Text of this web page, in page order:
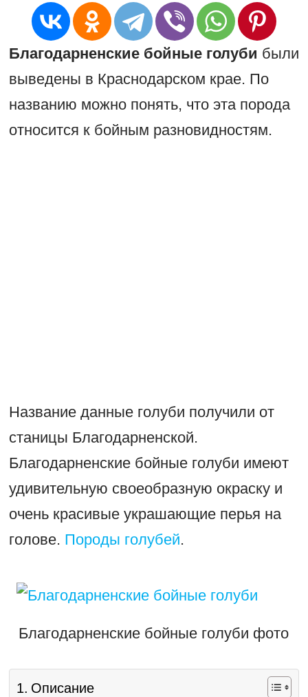
Благодарненские бойные голуби были
выведены в Краснодарском крае. По
названию можно понять, что эта порода
относится к бойным разновидностям.
Название данные голуби получили от
станицы Благодарненской.
Благодарненские бойные голуби имеют
удивительную своеобразную окраску и
очень красивые украшающие перья на
голове. Породы голубей.
Благодарненские бойные голуби фото
Описание